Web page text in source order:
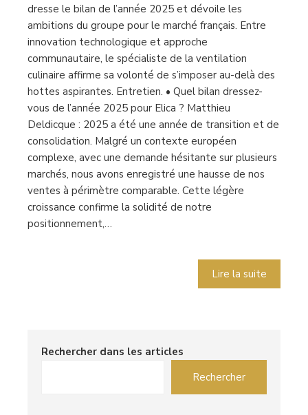
dresse le bilan de l’année 2025 et dévoile les
ambitions du groupe pour le marché français. Entre
innovation technologique et approche
communautaire, le spécialiste de la ventilation
culinaire affirme sa volonté de s’imposer au-delà des
hottes aspirantes. Entretien. • Quel bilan dressez-
vous de l’année 2025 pour Elica ? Matthieu
Deldicque : 2025 a été une année de transition et de
consolidation. Malgré un contexte européen
complexe, avec une demande hésitante sur plusieurs
marchés, nous avons enregistré une hausse de nos
ventes à périmètre comparable. Cette légère
croissance confirme la solidité de notre
positionnement,…
Lire la suite
Rechercher dans les articles
Rechercher